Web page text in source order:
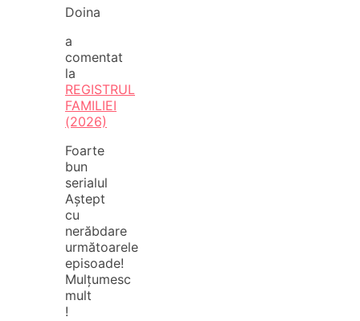
Doina
a
comentat
la
REGISTRUL
FAMILIEI
(2026)
Foarte
bun
serialul
Aștept
cu
nerăbdare
următoarele
episoade!
Mulțumesc
mult
!